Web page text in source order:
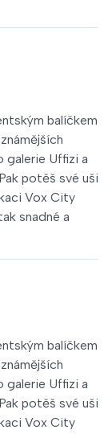
balíčkem
galerie Uffizi a
potěš své uši
Vox City
snadné a
balíčkem
galerie Uffizi a
potěš své uši
Vox City